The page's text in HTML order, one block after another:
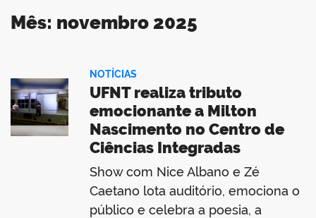
Mês: novembro 2025
NOTÍCIAS
UFNT realiza tributo
emocionante a Milton
Nascimento no Centro de
Ciências Integradas
Show com Nice Albano e Zé
Caetano lota auditório, emociona o
público e celebra a poesia, a